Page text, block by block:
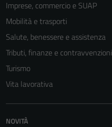
Imprese, commercio e SUAP
Mobilità e trasporti
Salute, benessere e assistenza
Tributi, finanze e contravvenzioni
Turismo
Vita lavorativa
NOVITÀ